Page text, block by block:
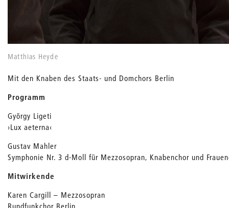
Matthias Heyde
Mit den Knaben des Staats- und Domchors Berlin
Programm
György Ligeti
›Lux aeterna‹
Gustav Mahler
Symphonie Nr. 3 d-Moll für Mezzosopran, Knabenchor und
Mitwirkende
Karen Cargill – Mezzosopran
Rundfunkchor Berlin